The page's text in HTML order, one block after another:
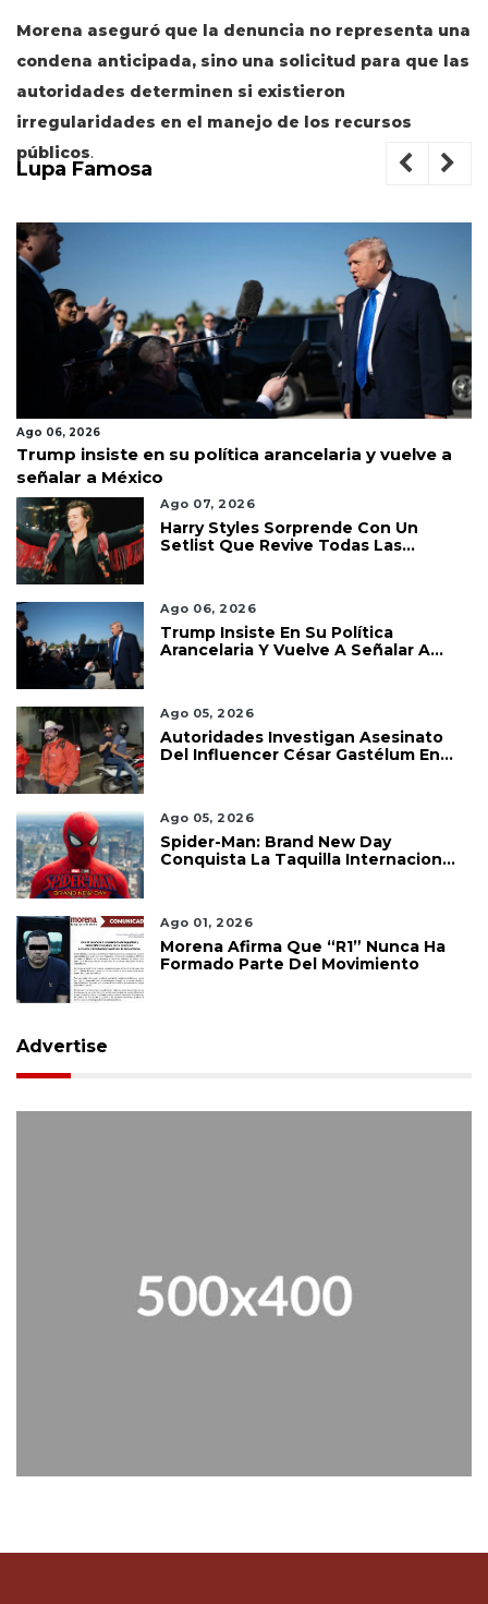
Morena aseguró que la denuncia no representa una
condena anticipada, sino una solicitud para que las
autoridades determinen si existieron
irregularidades en el manejo de los recursos
públicos.
Lupa Famosa
Ago 06, 2026
Trump insiste en su política arancelaria y vuelve a
señalar a México
Ago 07, 2026
Harry Styles Sorprende Con Un
Setlist Que Revive Todas Las
Ago 06, 2026
Trump Insiste En Su Política
Arancelaria Y Vuelve A Señalar A
Ago 05, 2026
Autoridades Investigan Asesinato
Del Influencer César Gastélum En
Ago 05, 2026
Spider-Man: Brand New Day
Conquista La Taquilla Internacional
Ago 01, 2026
Morena Afirma Que “R1” Nunca Ha
Formado Parte Del Movimiento
Advertise